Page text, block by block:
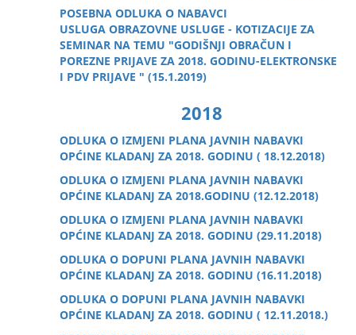
POSEBNA ODLUKA O NABAVCI
USLUGA OBRAZOVNE USLUGE - KOTIZACIJE ZA
SEMINAR NA TEMU "GODIŠNJI OBRAČUN I
POREZNE PRIJAVE ZA 2018. GODINU-ELEKTRONSKE
I PDV PRIJAVE " (15.1.2019)
2018
ODLUKA O IZMJENI PLANA JAVNIH NABAVKI
OPĆINE KLADANJ ZA 2018. GODINU ( 18.12.2018)
ODLUKA O IZMJENI PLANA JAVNIH NABAVKI
OPĆINE KLADANJ ZA 2018.GODINU (12.12.2018)
ODLUKA O IZMJENI PLANA JAVNIH NABAVKI
OPĆINE KLADANJ ZA 2018. GODINU (29.11.2018)
ODLUKA O DOPUNI PLANA JAVNIH NABAVKI
OPĆINE KLADANJ ZA 2018. GODINU (16.11.2018)
ODLUKA O DOPUNI PLANA JAVNIH NABAVKI
OPĆINE KLADANJ ZA 2018. GODINU ( 12.11.2018.)